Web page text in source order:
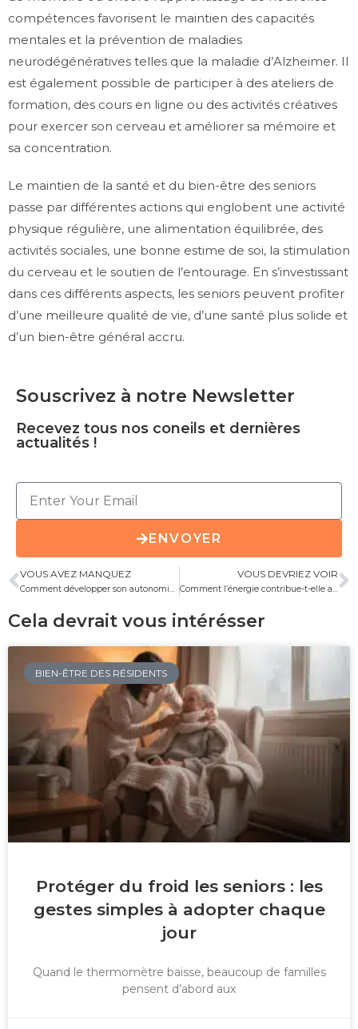
compétences favorisent le maintien des capacités
mentales et la prévention de maladies
neurodégénératives telles que la maladie d’Alzheimer. Il
est également possible de participer à des ateliers de
formation, des cours en ligne ou des activités créatives
pour exercer son cerveau et améliorer sa mémoire et
sa concentration.
Le maintien de la santé et du bien-être des seniors
passe par différentes actions qui englobent une activité
physique régulière, une alimentation équilibrée, des
activités sociales, une bonne estime de soi, la stimulation
du cerveau et le soutien de l’entourage. En s’investissant
dans ces différents aspects, les seniors peuvent profiter
d’une meilleure qualité de vie, d’une santé plus solide et
d’un bien-être général accru.
Souscrivez à notre Newsletter
Recevez tous nos coneils et dernières
actualités !
ENVOYER
VOUS AVEZ MANQUEZ
Comment développer son autonomie au quotidien ?
VOUS DEVRIEZ VOIR
Comment l’énergie contribue-t-elle au bien-être des séniors ?
Cela devrait vous intérésser
BIEN-ÊTRE DES RÉSIDENTS
Protéger du froid les seniors : les
gestes simples à adopter chaque
jour
Quand le thermomètre baisse, beaucoup de familles
pensent d’abord aux